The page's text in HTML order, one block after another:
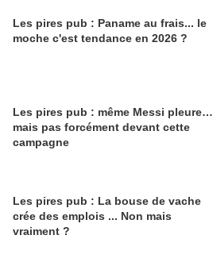
Les pires pub : Paname au frais... le
moche c'est tendance en 2026 ?
Les pires pub : même Messi pleure…
mais pas forcément devant cette
campagne
Les pires pub : La bouse de vache
crée des emplois ... Non mais
vraiment ?